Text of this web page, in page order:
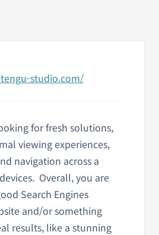
studio.com/
for fresh solutions,
viewing experiences,
navigation across a
Overall, you are
Search Engines
and/or something
results, like a stunning